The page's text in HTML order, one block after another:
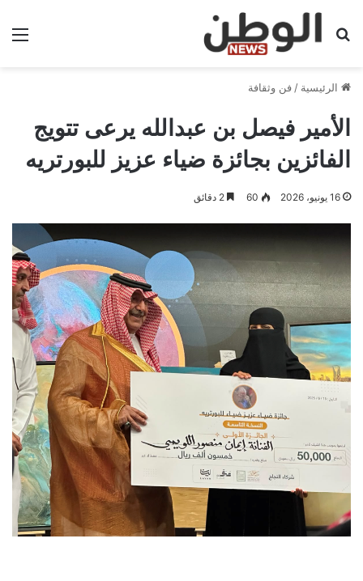
بحث عن
الرئيسية / فن وثقافة
الأمير فيصل بن عبدالله يرعى تتويج
الفائزين بجائزة ضياء عزيز للبورتريه
16 يونيو، 2026 60